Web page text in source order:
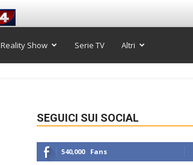
Reality Show Serie TV Altri
SEGUICI SUI SOCIAL
540,000 Fans